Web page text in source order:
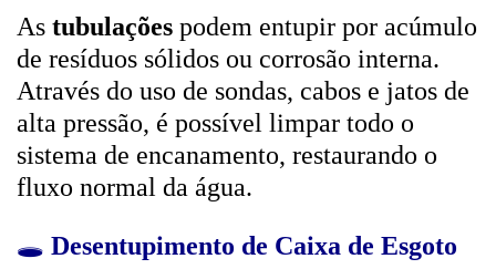
As tubulações podem entupir por acúmulo
de resíduos sólidos ou corrosão interna.
Através do uso de sondas, cabos e jatos de
alta pressão, é possível limpar todo o
sistema de encanamento, restaurando o
fluxo normal da água.
🕳️ Desentupimento de Caixa de Esgoto